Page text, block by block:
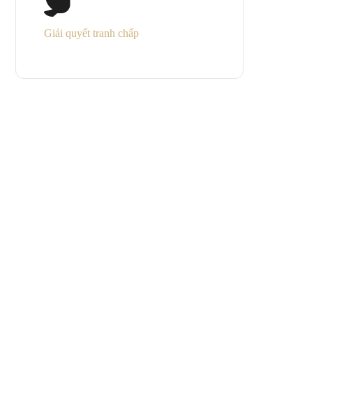
Giải quyết tranh chấp